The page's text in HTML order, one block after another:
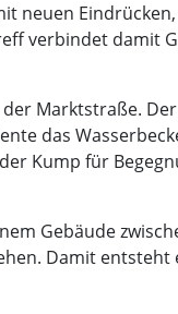
neuen
verbindet damit
Marktstraße.
das
Kump für
Gebäude
Damit